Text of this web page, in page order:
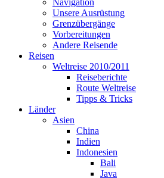
Navigation
Unsere Ausrüstung
Grenzübergänge
Vorbereitungen
Andere Reisende
Reisen
Weltreise 2010/2011
Reiseberichte
Route Weltreise
Tipps & Tricks
Länder
Asien
China
Indien
Indonesien
Bali
Java